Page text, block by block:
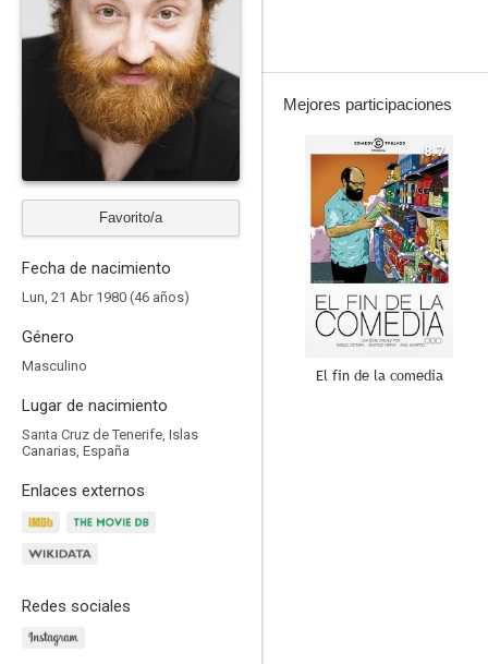
Favorito/a
Fecha de nacimiento
Lun, 21 Abr 1980 (46 años)
Género
Masculino
Lugar de nacimiento
Santa Cruz de Tenerife, Islas
Canarias, España
Enlaces externos
Redes sociales
Mejores participaciones
8.7
El fin de la comedia